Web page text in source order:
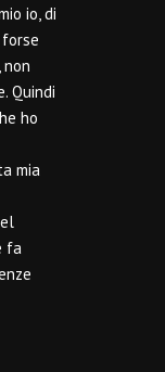
io, di
Quindi
ho
mia
fa